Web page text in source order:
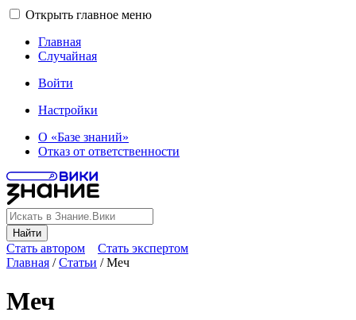
Открыть главное меню
Главная
Случайная
Войти
Настройки
О «Базе знаний»
Отказ от ответственности
Найти
Стать автором
Стать экспертом
Главная /Статьи /Меч
Меч